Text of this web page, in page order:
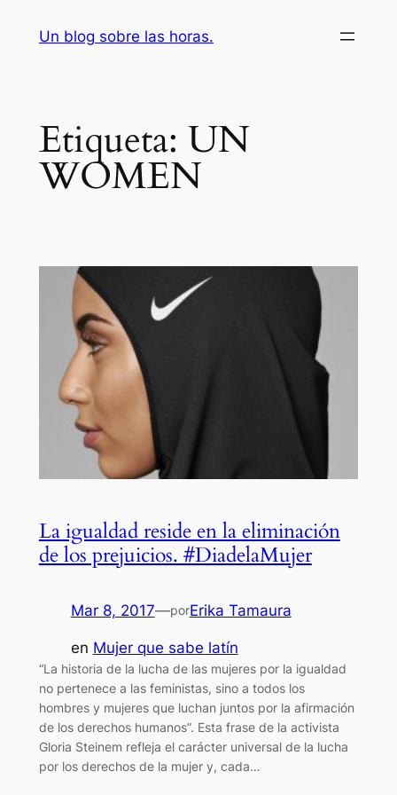
Un blog sobre las horas.
Etiqueta: UN
WOMEN
La igualdad reside en la eliminación
de los prejuicios. #DiadelaMujer
Mar 8, 2017—porErika Tamaura
en Mujer que sabe latín
“La historia de la lucha de las mujeres por la igualdad
no pertenece a las feministas, sino a todos los
hombres y mujeres que luchan juntos por la afirmación
de los derechos humanos”. Esta frase de la activista
Gloria Steinem refleja el carácter universal de la lucha
por los derechos de la mujer y, cada…